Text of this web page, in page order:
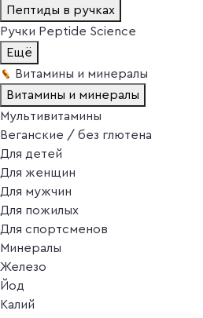
Пептиды в ручках
Ручки Peptide Science
Ещё
Витамины и минералы
Витамины и минералы
Мультивитамины
Веганские / без глютена
Для детей
Для женщин
Для мужчин
Для пожилых
Для спортсменов
Минералы
Железо
Йод
Калий